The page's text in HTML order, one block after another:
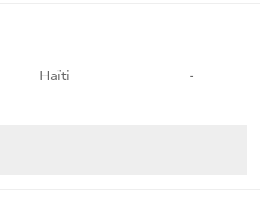
Haïti -